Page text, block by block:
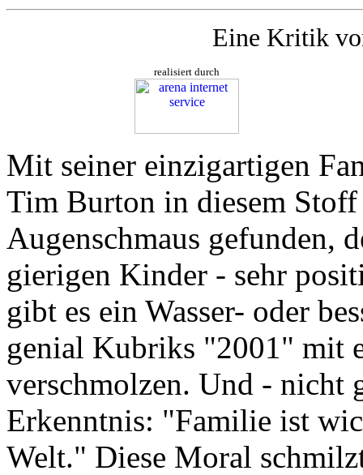
Eine Kritik
realisiert durch
Mit seiner einzigartigen
Tim Burton in diesem Stoff
Augenschmaus gefunden,
gierigen Kinder - sehr
gibt es ein Wasser- oder
genial Kubriks "2001" mit
verschmolzen. Und - nicht
Erkenntnis: "Familie ist
Welt." Diese Moral